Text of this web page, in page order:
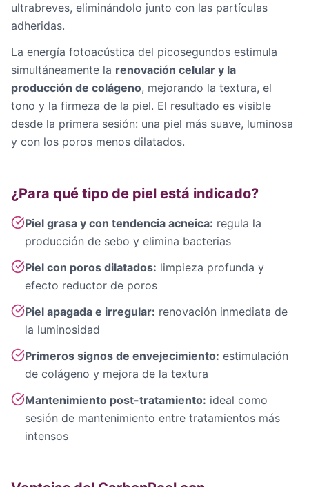
ultrabreves, eliminándolo junto con las partículas
adheridas.
La energía fotoacústica del picosegundos estimula
simultáneamente la renovación celular y la
producción de colágeno, mejorando la textura, el
tono y la firmeza de la piel. El resultado es visible
desde la primera sesión: una piel más suave, luminosa
y con los poros menos dilatados.
¿Para qué tipo de piel está indicado?
Piel grasa y con tendencia acneica: regula la
producción de sebo y elimina bacterias
Piel con poros dilatados: limpieza profunda y
efecto reductor de poros
Piel apagada e irregular: renovación inmediata de
la luminosidad
Primeros signos de envejecimiento: estimulación
de colágeno y mejora de la textura
Mantenimiento post-tratamiento: ideal como
sesión de mantenimiento entre tratamientos más
intensos